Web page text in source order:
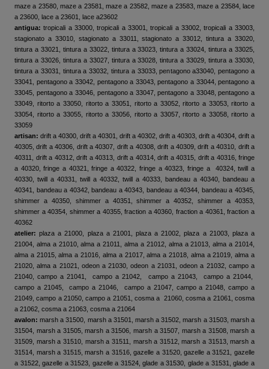
maze a 23580, maze a 23581, maze a 23582, maze a 23583, maze a 23584, lace
a 23600, lace a 23601, lace a23602
antigua: tropicali a 33000, tropicali a 33001, tropicali a 33002, tropicali a 33003,
stagionato a 33010, stagionato a 33011, stagionato a 33012, tintura a 33020,
tintura a 33021, tintura a 33022, tintura a 33023, tintura a 33024, tintura a 33025,
tintura a 33026, tintura a 33027, tintura a 33028, tintura a 33029, tintura a 33030,
tintura a 33031, tintura a 33032, tintura a 33033, pentagono a33040, pentagono a
33041, pentagono a 33042, pentagono a 33043, pentagono a 33044, pentagono a
33045, pentagono a 33046, pentagono a 33047, pentagono a 33048, pentagono a
33049, ritorto a 33050, ritorto a 33051, ritorto a 33052, ritorto a 33053, ritorto a
33054, ritorto a 33055, ritorto a 33056, ritorto a 33057, ritorto a 33058, ritorto a
33059
artisan: drift a 40300, drift a 40301, drift a 40302, drift a 40303, drift a 40304, drift a
40305, drift a 40306, drift a 40307, drift a 40308, drift a 40309, drift a 40310, drift a
40311, drift a 40312, drift a 40313, drift a 40314, drift a 40315, drift a 40316, fringe
a 40320, fringe a 40321, fringe a 40322, fringe a 40323, fringe a 40324, twill a
40330, twill a 40331, twill a 40332, twill a 40333, bandeau a 40340, bandeau a
40341, bandeau a 40342, bandeau a 40343, bandeau a 40344, bandeau a 40345,
shimmer a 40350, shimmer a 40351, shimmer a 40352, shimmer a 40353,
shimmer a 40354, shimmer a 40355, fraction a 40360, fraction a 40361, fraction a
40362
atelier: plaza a 21000, plaza a 21001, plaza a 21002, plaza a 21003, plaza a
21004, alma a 21010, alma a 21011, alma a 21012, alma a 21013, alma a 21014,
alma a 21015, alma a 21016, alma a 21017, alma a 21018, alma a 21019, alma a
21020, alma a 21021, odeon a 21030, odeon a 21031, odeon a 21032, campo a
21040, campo a 21041, campo a 21042, campo a 21043, campo a 21044,
campo a 21045, campo a 21046, campo a 21047, campo a 21048, campo a
21049, campo a 21050, campo a 21051, cosma a 21060, cosma a 21061, cosma
a 21062, cosma a 21063, cosma a 21064
avalon: marsh a 31500, marsh a 31501, marsh a 31502, marsh a 31503, marsh a
31504, marsh a 31505, marsh a 31506, marsh a 31507, marsh a 31508, marsh a
31509, marsh a 31510, marsh a 31511, marsh a 31512, marsh a 31513, marsh a
31514, marsh a 31515, marsh a 31516, gazelle a 31520, gazelle a 31521, gazelle
a 31522, gazelle a 31523, gazelle a 31524, glade a 31530, glade a 31531, glade a